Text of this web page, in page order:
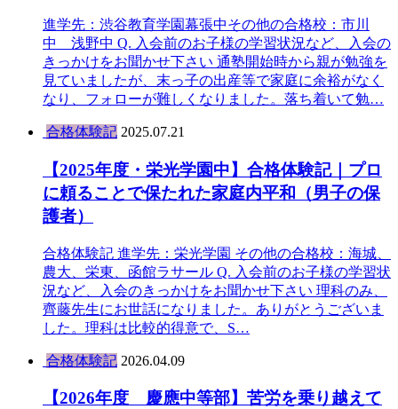
進学先：渋谷教育学園幕張中その他の合格校：市川
中 浅野中 Q. 入会前のお子様の学習状況など、入会の
きっかけをお聞かせ下さい 通塾開始時から親が勉強を
見ていましたが、末っ子の出産等で家庭に余裕がなく
なり、フォローが難しくなりました。落ち着いて勉…
合格体験記 2025.07.21
【2025年度・栄光学園中】合格体験記｜プロ
に頼ることで保たれた家庭内平和（男子の保
護者）
合格体験記 進学先：栄光学園 その他の合格校：海城、
農大、栄東、函館ラサール Q. 入会前のお子様の学習状
況など、入会のきっかけをお聞かせ下さい 理科のみ、
齊藤先生にお世話になりました。ありがとうございま
した。理科は比較的得意で、S…
合格体験記 2026.04.09
【2026年度 慶應中等部】苦労を乗り越えて